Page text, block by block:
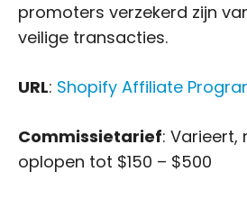
promoters verzekerd zijn
veilige transacties.
URL: Shopify Affiliate
Commissietarief: Varieert,
oplopen tot $150 – $500